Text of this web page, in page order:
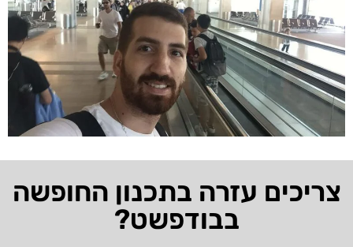
צריכים עזרה בתכנון החופשה
בבודפשט?